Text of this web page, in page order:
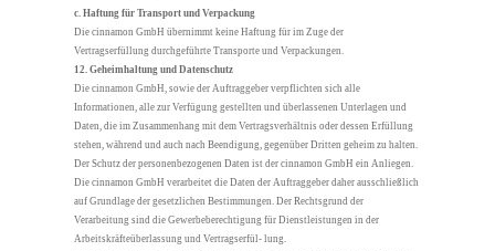
c. Haftung für Transport und Verpackung
Die cinnamon GmbH übernimmt keine Haftung für im Zuge der
Vertragserfüllung durchgeführte Transporte und Verpackungen.
12. Geheimhaltung und Datenschutz
Die cinnamon GmbH, sowie der Auftraggeber verpflichten sich alle
Informationen, alle zur Verfügung gestellten und überlassenen Unterlagen und
Daten, die im Zusammenhang mit dem Vertragsverhältnis oder dessen Erfüllung
stehen, während und auch nach Beendigung, gegenüber Dritten geheim zu halten.
Der Schutz der personenbezogenen Daten ist der cinnamon GmbH ein Anliegen.
Die cinnamon GmbH verarbeitet die Daten der Auftraggeber daher ausschließlich
auf Grundlage der gesetzlichen Bestimmungen. Der Rechtsgrund der
Verarbeitung sind die Gewerbeberechtigung für Dienstleistungen in der
Arbeitskräfteüberlassung und Vertragserfül- lung.